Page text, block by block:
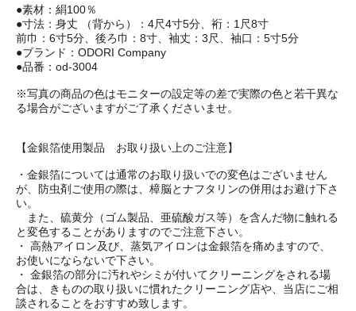
●素材：絹100％
●寸法：身丈 （背から）：4尺4寸5分、裄：1尺8寸
前巾：6寸5分、後ろ巾：8寸、袖丈：3尺、袖口：5寸5分
●ブランド：ODORI Company
●品番：od-3004
※写真の商品の色はモニターの設定等の差で実際の色と若干異な
る場合がございますがご了承くださいませ。
【金銀箔使用製品 お取り扱い上のご注意】
・金銀箔については通常のお取り扱いでの変色はございません
が、防虫剤ご使用の際は、樟脳とナフタリンの併用はお避け下さ
い。
また、硫黄分（ゴム製品、亜硫酸ガス等）を含んだ物に触れる
と変色することがありますのでご注意下さい。
・ 高熱アイロン及び、蒸気アイロンは金銀箔を痛めますので、
お使いにならないで下さい。
・ 金銀箔の部分に汚れやシミが付いてクリーニングをされる場
合は、きものの取り扱いに慣れたクリーニング店や、当店にご相
談されることをおすすめ致します。